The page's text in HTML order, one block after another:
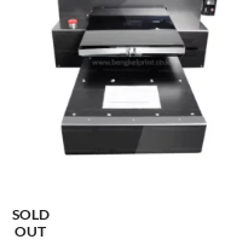
SOLD
OUT